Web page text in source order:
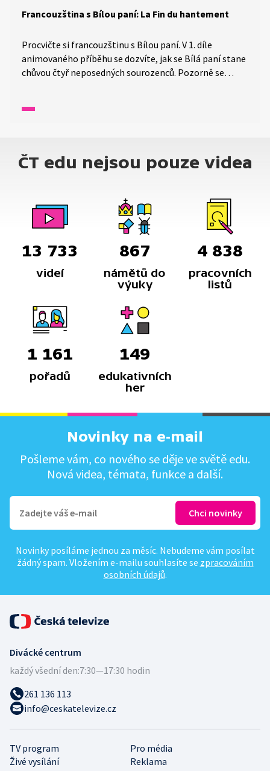
Francouzština s Bílou paní: La Fin du hantement
Procvičte si francouzštinu s Bílou paní. V 1. díle
animovaného příběhu se dozvíte, jak se Bílá paní stane
chůvou čtyř neposedných sourozenců. Pozorně se
ČT edu nejsou pouze videa
13 733
videí
867
námětů do
výuky
4 838
pracovních
listů
1 161
pořadů
149
edukativních
her
Novinky na e-mail
Pošleme vám, co nového se děje ve světě edu.
Nová videa, témata, funkce a další.
Novinky posíláme jednou za měsíc. Nebudeme vám posílat
žádný spam. Vložením e-mailu souhlasíte se zpracováním
osobních údajů.